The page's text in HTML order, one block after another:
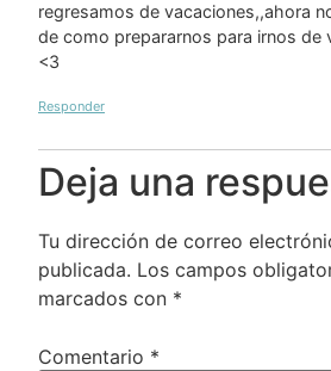
regresamos de vacaciones,,ahora
de como prepararnos para irnos de
<3
Responder
Deja una
Tu dirección de correo
publicada. Los campos
marcados con *
Comentario *